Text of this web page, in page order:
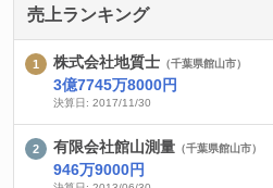
売上ランキング
株式会社地質士 （千葉県館山市）
3億7745万8000円
決算日: 2017/11/30
有限会社館山測量 （千葉県館山市）
946万9000円